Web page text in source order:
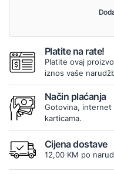
Platite na rate!
Platite ovaj
iznos vaše
Način plaćanja
Gotovina, internet
karticama.
Cijena dostave
12,00 KM po